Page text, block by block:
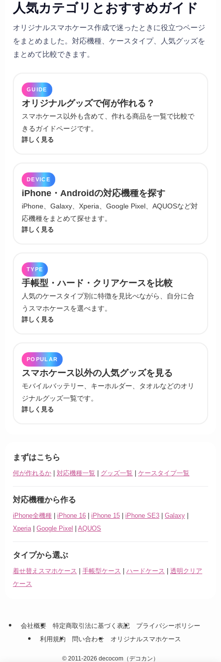
人気カテゴリとおすすめガイド
オリジナルスマホケース作成で迷ったときに役立つページ
をまとめました。対応機種、ケースタイプ、人気グッズを
まとめて比較できます。
GUIDE
オリジナルグッズで何が作れる？
スマホケース以外も含めて、作れる商品を一覧で比較で
きるガイドページです。
詳しく見る
DEVICE
iPhone・Androidの対応機種を探す
iPhone、Galaxy、Xperia、Google Pixel、AQUOSなど対
応機種をまとめて探せます。
詳しく見る
TYPE
手帳型・ハード・クリアケースを比較
人気のケースタイプ別に特徴を見比べながら、自分に合
うスマホケースを選べます。
詳しく見る
POPULAR
スマホケース以外の人気グッズを見る
モバイルバッテリー、キーホルダー、タオルなどのオリ
ジナルグッズ一覧です。
詳しく見る
まずはこちら
何が作れるか 対応機種一覧 グッズ一覧 ケースタイプ一覧
対応機種から作る
iPhone全機種 iPhone 16 iPhone 15 iPhone SE3 Galaxy
Xperia
Google Pixel AQUOS
タイプから選ぶ
着せ替えスマホケース 手帳型ケース ハードケース
透明クリア
ケース
会社概要 特定商取引法に基づく表記
プライバシーポリシー
利用規約
問い合わせ オリジナルスマホケース
© 2011-2026 decocom（デコカン）